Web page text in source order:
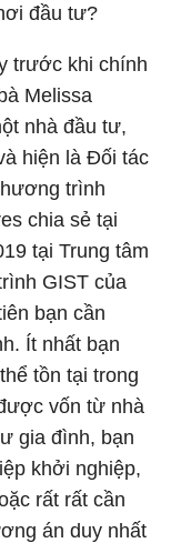
đầu tư?
trước khi chính
Melissa
nhà đầu tư,
hiện là Đối tác
trình
chia sẻ tại
tại Trung tâm
GIST của
bạn cần
Ít nhất bạn
tồn tại trong
vốn từ nhà
gia đình, bạn
khởi nghiệp,
rất rất cần
án duy nhất